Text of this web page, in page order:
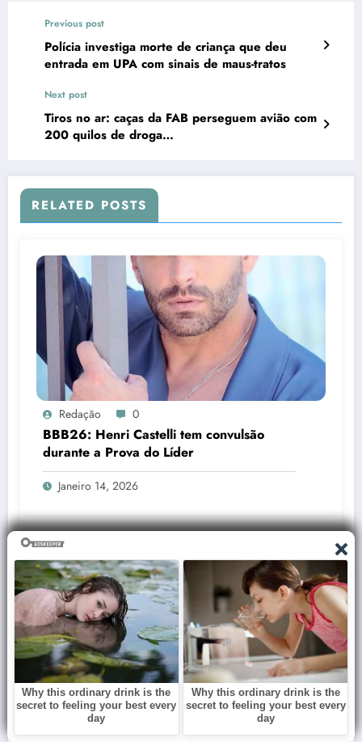
Previous post
Polícia investiga morte de criança que deu
entrada em UPA com sinais de maus-tratos
Next post
Tiros no ar: caças da FAB perseguem avião com
200 quilos de droga…
RELATED POSTS
Redação 0
BBB26: Henri Castelli tem convulsão
durante a Prova do Líder
Janeiro 14, 2026
Redação 0
Silas Malafaia ataca Wagner Moura após
Globo de Ouro e dispara: “Artista